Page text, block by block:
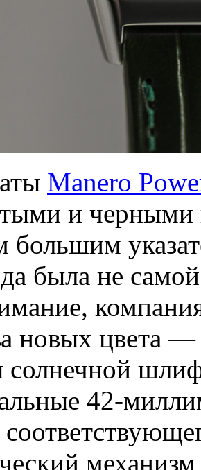
Manero
и черными
большим
была не
новых цвета
солнечной
42-